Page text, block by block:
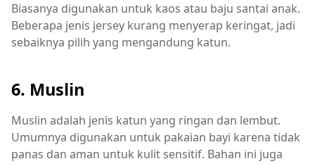
Biasanya digunakan untuk kaos atau baju santai anak.
Beberapa jenis jersey kurang menyerap keringat, jadi
sebaiknya pilih yang mengandung katun.
6. Muslin
Muslin adalah jenis katun yang ringan dan lembut.
Umumnya digunakan untuk pakaian bayi karena tidak
panas dan aman untuk kulit sensitif. Bahan ini juga